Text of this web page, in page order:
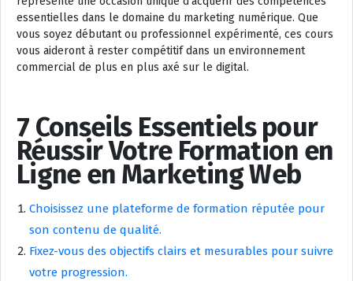
essentielles dans le domaine du marketing numérique. Que
vous soyez débutant ou professionnel expérimenté, ces cours
vous aideront à rester compétitif dans un environnement
commercial de plus en plus axé sur le digital.
7 Conseils Essentiels pour
Réussir Votre Formation en
Ligne en Marketing Web
Choisissez une plateforme de formation réputée pour
son contenu de qualité.
Fixez-vous des objectifs clairs et mesurables pour suivre
votre progression.